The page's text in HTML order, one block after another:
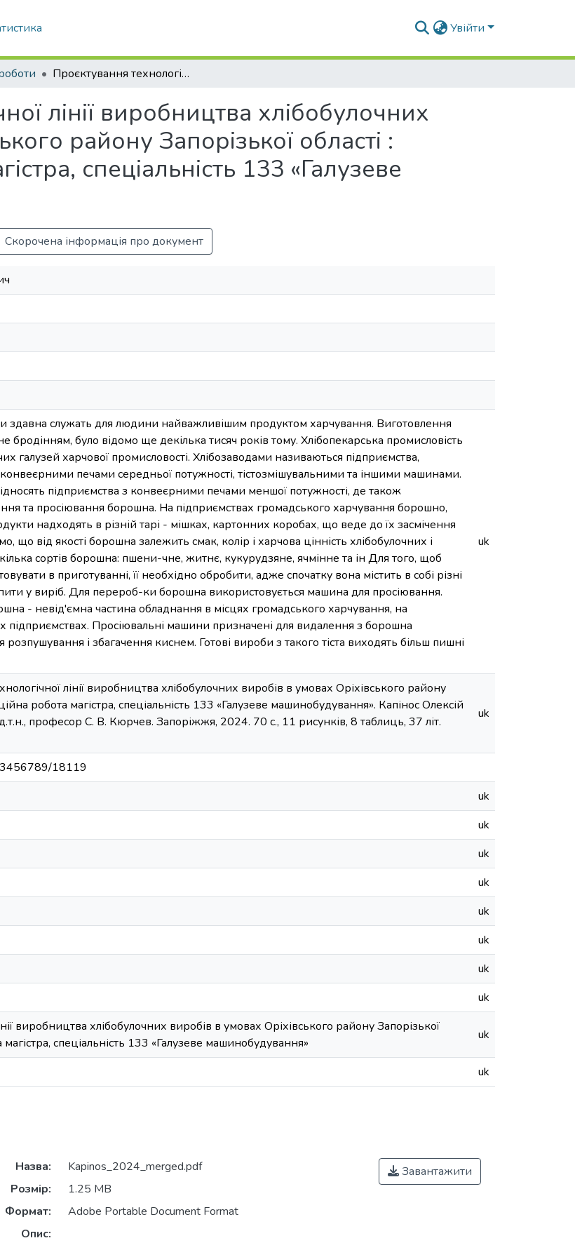
Увійти
Проєктування технологічної лінії виробництва хлібобулочних виробів в умовах Оріхівського району Запорізької області : кваліфікаційна робота магістра, спеціальність 133 «Галузеве машинобудування»
лінії виробництва хлібобулочних
району Запорізької області :
спеціальність 133 «Галузеве
Скорочена інформація про документ
здавна служать для людини найважливішим продуктом харчування. Виготовлення
бродінням, було відомо ще декілька тисяч років тому. Хлібопекарська промисловість
галузей харчової промисловості. Хлібозаводами називаються підприємства,
печами середньої потужності, тістозмішувальними та іншими машинами.
підприємства з конвеєрними печами меншої потужності, де також
та просіювання борошна. На підприємствах громадського харчування борошно,
надходять в різній тарі - мішках, картонних коробах, що веде до їх засмічення
що від якості борошна залежить смак, колір і харчова цінність хлібобулочних і
сортів борошна: пшени-чне, житнє, кукурудзяне, ячмінне та ін Для того, щоб
в приготуванні, її необхідно обробити, адже спочатку вона містить в собі різні
у виріб. Для перероб-ки борошна використовується машина для просіювання.
- невід'ємна частина обладнання в місцях громадського харчування, на
підприємствах. Просіювальні машини призначені для видалення з борошна
і збагачення киснем. Готові вироби з такого тіста виходять більш пишні
uk
лінії виробництва хлібобулочних виробів в умовах Оріхівського району
робота магістра, спеціальність 133 «Галузеве машинобудування». Капінос Олексій
професор С. В. Кюрчев. Запоріжжя, 2024. 70 с., 11 рисунків, 8 таблиць, 37 літ.
uk
18119
uk
uk
uk
uk
uk
uk
uk
uk
виробництва хлібобулочних виробів в умовах Оріхівського району Запорізької
магістра, спеціальність 133 «Галузеве машинобудування»
uk
uk
Назва:
Kapinos_2024_merged.pdf
Розмір:
1.25 MB
Формат:
Adobe Portable Document Format
Опис:
Завантажити